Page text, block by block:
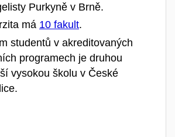
Purkyně v Brně.
má 10 fakult.
studentů v akreditovaných
programech je druhou
vysokou školu v České